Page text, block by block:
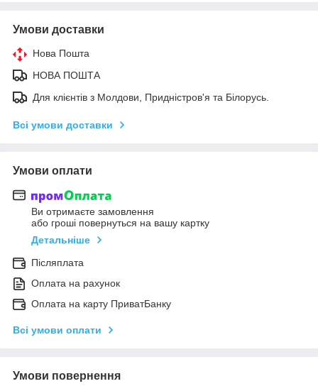
Умови доставки
Нова Пошта
НОВА ПОШТА
Для клієнтів з Молдови, Придністров'я та Білорусь.
Всі умови доставки
Умови оплати
Ви отримаєте замовлення
або гроші повернуться на вашу картку
Детальніше
Післяплата
Оплата на рахунок
Оплата на карту ПриватБанку
Всі умови оплати
Умови повернення